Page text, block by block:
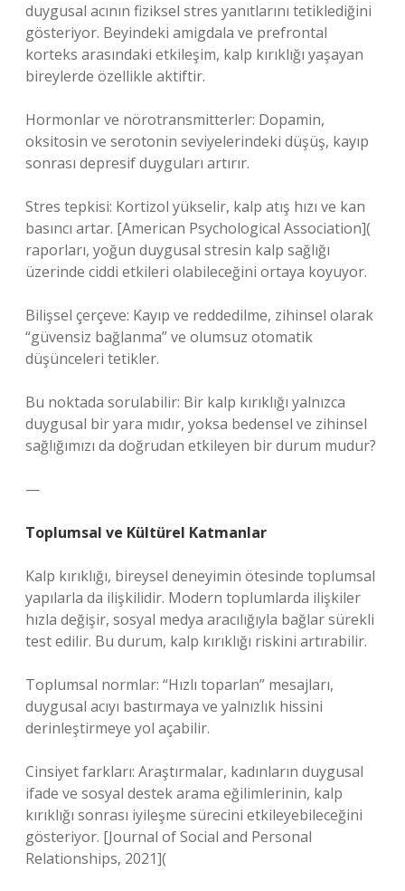
duygusal acının fiziksel stres yanıtlarını tetiklediğini
gösteriyor. Beyindeki amigdala ve prefrontal
korteks arasındaki etkileşim, kalp kırıklığı yaşayan
bireylerde özellikle aktiftir.
Hormonlar ve nörotransmitterler: Dopamin,
oksitosin ve serotonin seviyelerindeki düşüş, kayıp
sonrası depresif duyguları artırır.
Stres tepkisi: Kortizol yükselir, kalp atış hızı ve kan
basıncı artar. [American Psychological Association](
raporları, yoğun duygusal stresin kalp sağlığı
üzerinde ciddi etkileri olabileceğini ortaya koyuyor.
Bilişsel çerçeve: Kayıp ve reddedilme, zihinsel olarak
“güvensiz bağlanma” ve olumsuz otomatik
düşünceleri tetikler.
Bu noktada sorulabilir: Bir kalp kırıklığı yalnızca
duygusal bir yara mıdır, yoksa bedensel ve zihinsel
sağlığımızı da doğrudan etkileyen bir durum mudur?
—
Toplumsal ve Kültürel Katmanlar
Kalp kırıklığı, bireysel deneyimin ötesinde toplumsal
yapılarla da ilişkilidir. Modern toplumlarda ilişkiler
hızla değişir, sosyal medya aracılığıyla bağlar sürekli
test edilir. Bu durum, kalp kırıklığı riskini artırabilir.
Toplumsal normlar: “Hızlı toparlan” mesajları,
duygusal acıyı bastırmaya ve yalnızlık hissini
derinleştirmeye yol açabilir.
Cinsiyet farkları: Araştırmalar, kadınların duygusal
ifade ve sosyal destek arama eğilimlerinin, kalp
kırıklığı sonrası iyileşme sürecini etkileyebileceğini
gösteriyor. [Journal of Social and Personal
Relationships, 2021](